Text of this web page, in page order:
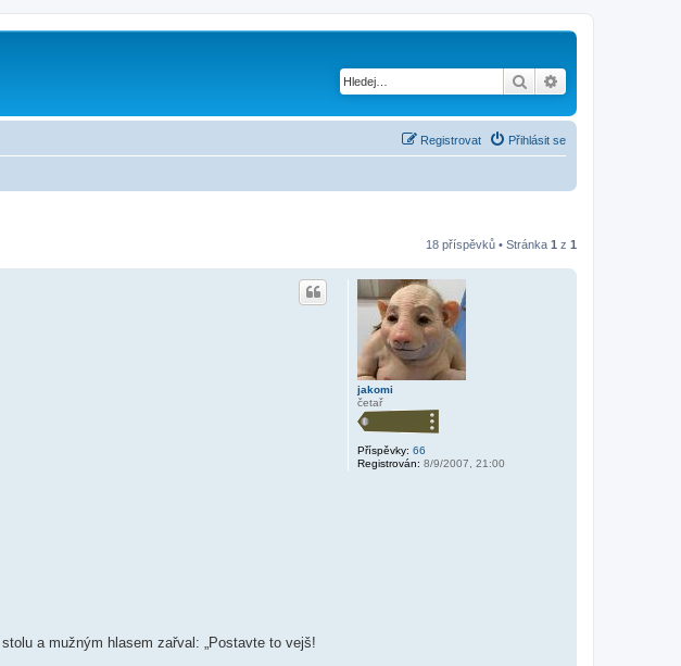
Hledat
Přihlásit se
Registrovat
18 příspěvků • Stránka 1 z 1
jakomi
četař
Příspěvky: 66
Registrován: 8/9/2007, 21:00
a mužným hlasem zařval: „Postavte to vejš!